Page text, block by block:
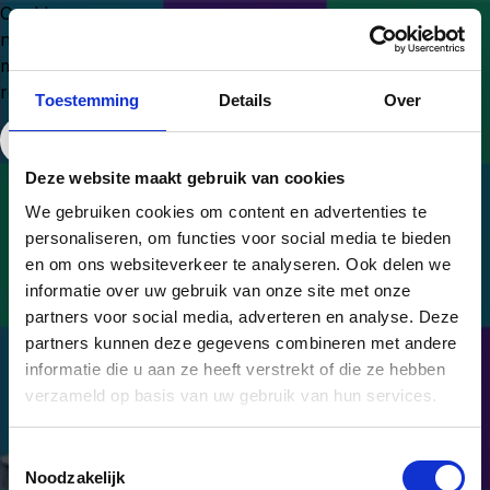
Toestemming Details Over
Deze website maakt gebruik van cookies
We gebruiken cookies om content en advertenties te
personaliseren, om functies voor social media te bieden
en om ons websiteverkeer te analyseren. Ook delen we
informatie over uw gebruik van onze site met onze
partners voor social media, adverteren en analyse. Deze
partners kunnen deze gegevens combineren met andere
informatie die u aan ze heeft verstrekt of die ze hebben
verzameld op basis van uw gebruik van hun services.
Toestemmingsselectie
Noodzakelijk
Van onderbuik naar
Could
not
make
request.